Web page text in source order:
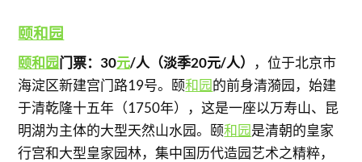
颐和园
颐和园门票：30元/人（淡季20元/人）
，位于北京市
海淀区新建宫门路19号。颐和园的前身清漪园，始建
于清乾隆十五年（1750年），这是一座以万寿山、昆
明湖为主体的大型天然山水园。颐和园是清朝的皇家
行宫和大型皇家园林，集中国历代造园艺术之精粹，